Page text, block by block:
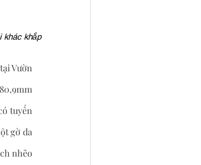
khác khắp
Vườn
tuyến
gờ da
nhẽo